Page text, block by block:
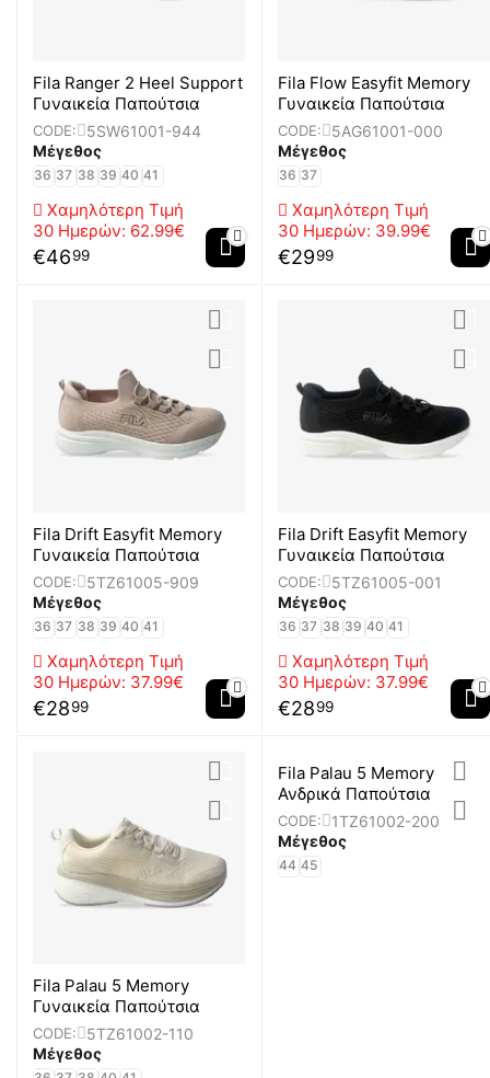
Fila Ranger 2 Heel Support
Γυναικεία Παπούτσια
CODE:
5SW61001-944
Μέγεθος
36 37 38 39 40 41
Χαμηλότερη Τιμή
30 Ημερών: 62.99€
€4699
Fila Flow Easyfit Memory
Γυναικεία Παπούτσια
CODE:
5AG61001-000
Μέγεθος
36 37
Χαμηλότερη Τιμή
30 Ημερών: 39.99€
€2999
Fila Drift Easyfit Memory
Γυναικεία Παπούτσια
CODE:
5TZ61005-909
Μέγεθος
36 37 38 39 40 41
Χαμηλότερη Τιμή
30 Ημερών: 37.99€
€2899
Fila Drift Easyfit Memory
Γυναικεία Παπούτσια
CODE:
5TZ61005-001
Μέγεθος
36 37 38 39 40 41
Χαμηλότερη Τιμή
30 Ημερών: 37.99€
€2899
Fila Palau 5 Memory
Γυναικεία Παπούτσια
CODE:
5TZ61002-110
Μέγεθος
Fila Palau 5 Memory
Ανδρικά Παπούτσια
CODE:
1TZ61002-200
Μέγεθος
44 45